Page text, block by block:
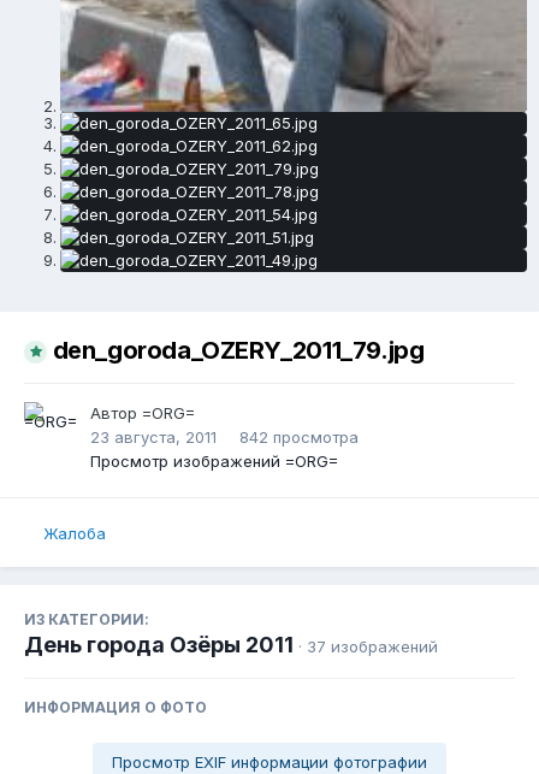
den_goroda_OZERY_2011_79.jpg
Автор =ORG=
23 августа, 2011
842 просмотра
Просмотр изображений =ORG=
Жалоба
ИЗ КАТЕГОРИИ:
День города Озёры 2011 · 37 изображений
ИНФОРМАЦИЯ О ФОТО
Просмотр EXIF информации фотографии